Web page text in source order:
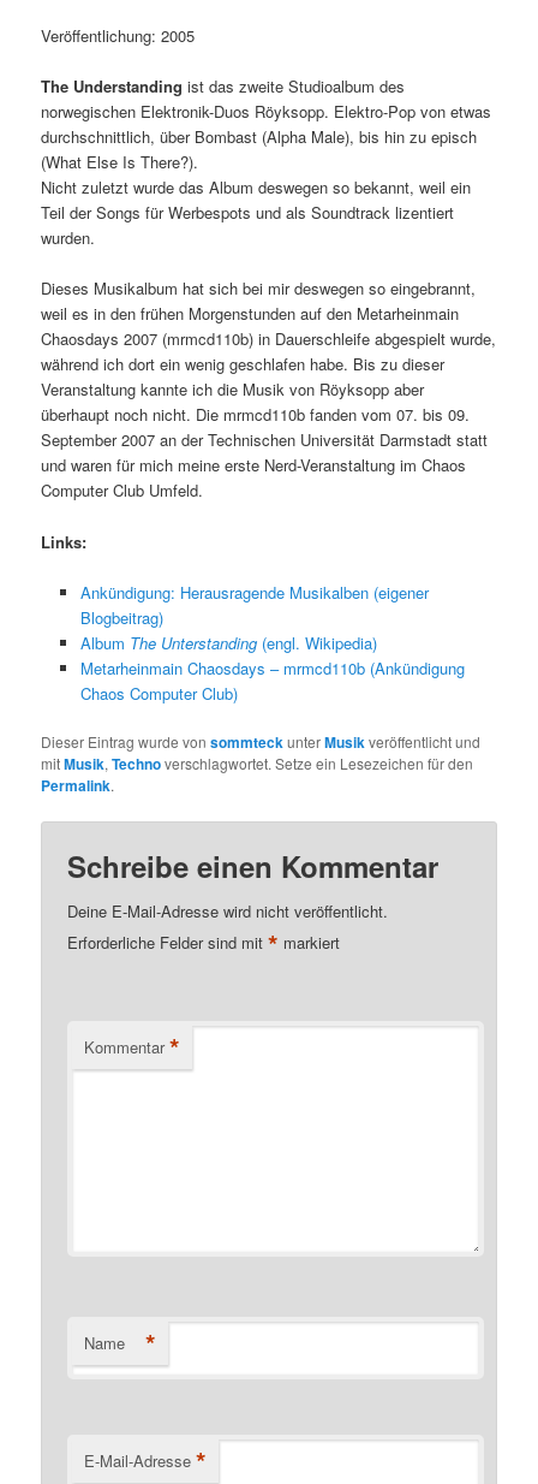
Veröffentlichung: 2005
The Understanding ist das zweite Studioalbum des
norwegischen Elektronik-Duos Röyksopp. Elektro-Pop von etwas
durchschnittlich, über Bombast (Alpha Male), bis hin zu episch
(What Else Is There?).
Nicht zuletzt wurde das Album deswegen so bekannt, weil ein
Teil der Songs für Werbespots und als Soundtrack lizentiert
wurden.
Dieses Musikalbum hat sich bei mir deswegen so eingebrannt,
weil es in den frühen Morgenstunden auf den Metarheinmain
Chaosdays 2007 (mrmcd110b) in Dauerschleife abgespielt wurde,
während ich dort ein wenig geschlafen habe. Bis zu dieser
Veranstaltung kannte ich die Musik von Röyksopp aber
überhaupt noch nicht. Die mrmcd110b fanden vom 07. bis 09.
September 2007 an der Technischen Universität Darmstadt statt
und waren für mich meine erste Nerd-Veranstaltung im Chaos
Computer Club Umfeld.
Links:
Ankündigung: Herausragende Musikalben (eigener
Blogbeitrag)
Album The Unterstanding(engl. Wikipedia)
Metarheinmain Chaosdays – mrmcd110b (Ankündigung
Chaos Computer Club)
Dieser Eintrag wurde vonsommteckunterMusikveröffentlicht und
mitMusik,Technoverschlagwortet. Setze ein Lesezeichen für den
Permalink.
Schreibe einen Kommentar
Deine E-Mail-Adresse wird nicht veröffentlicht.
Erforderliche Felder sind mit* markiert
Kommentar *
Name *
E-Mail-Adresse *